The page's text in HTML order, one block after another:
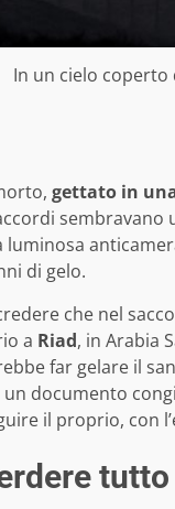
In un cielo
gettato in
di gelo.
che nel
a Riad, in Arabia
far gelare il
documento
il proprio, con
tutto